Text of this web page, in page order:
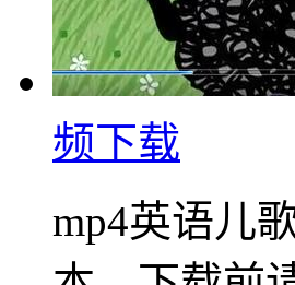
频下载
mp4英语儿